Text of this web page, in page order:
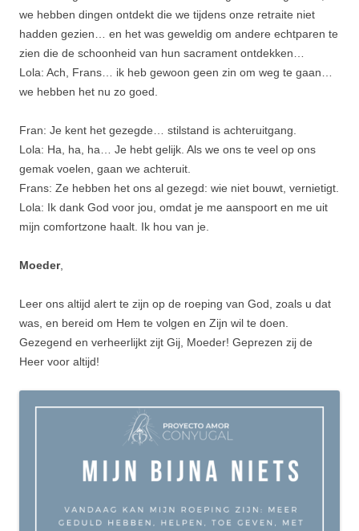
we hebben dingen ontdekt die we tijdens onze retraite niet
hadden gezien… en het was geweldig om andere echtparen te
zien die de schoonheid van hun sacrament ontdekken…
Lola: Ach, Frans… ik heb gewoon geen zin om weg te gaan…
we hebben het nu zo goed.
Fran: Je kent het gezegde… stilstand is achteruitgang.
Lola: Ha, ha, ha… Je hebt gelijk. Als we ons te veel op ons
gemak voelen, gaan we achteruit.
Frans: Ze hebben het ons al gezegd: wie niet bouwt, vernietigt.
Lola: Ik dank God voor jou, omdat je me aanspoort en me uit
mijn comfortzone haalt. Ik hou van je.
Moeder,
Leer ons altijd alert te zijn op de roeping van God, zoals u dat
was, en bereid om Hem te volgen en Zijn wil te doen.
Gezegend en verheerlijkt zijt Gij, Moeder! Geprezen zij de
Heer voor altijd!